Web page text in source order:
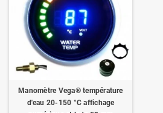
Manomètre Vega® température
d'eau 20-150 °C affichage